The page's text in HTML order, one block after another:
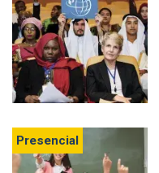
Presencial